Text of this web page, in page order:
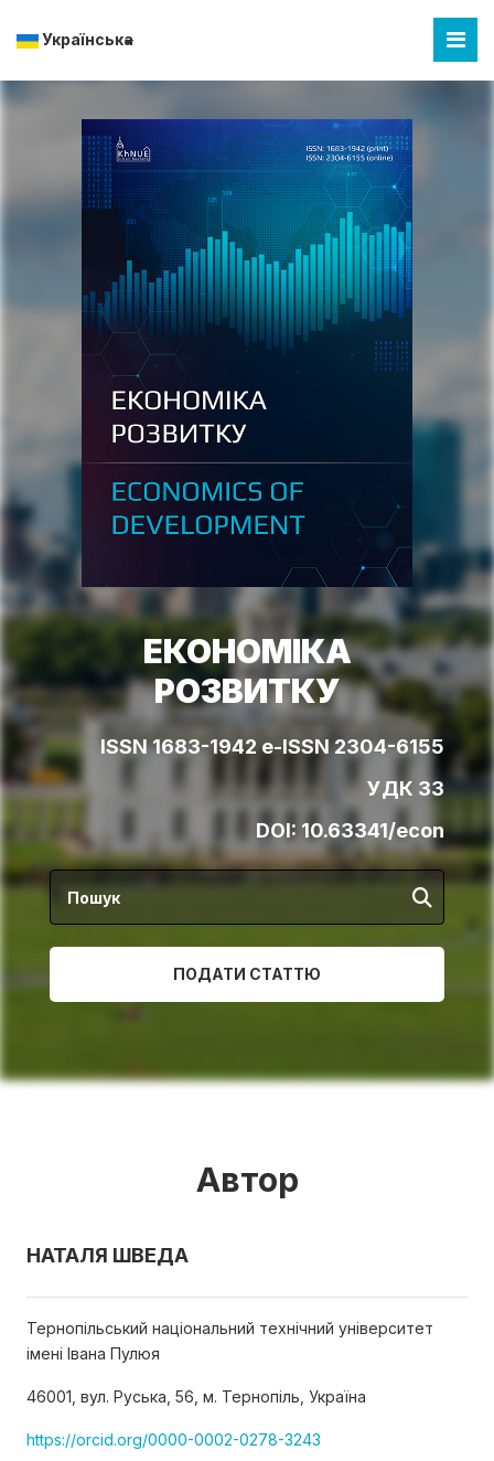
Українська
ЕКОНОМІКА
РОЗВИТКУ
ISSN 1683-1942 e-ISSN 2304-6155
УДК 33
DOI: 10.63341/econ
ПОДАТИ СТАТТЮ
Автор
НАТАЛЯ ШВЕДА
Тернопільський національний технічний університет
імені Івана Пулюя
46001, вул. Руська, 56, м. Тернопіль, Україна
https://orcid.org/0000-0002-0278-3243